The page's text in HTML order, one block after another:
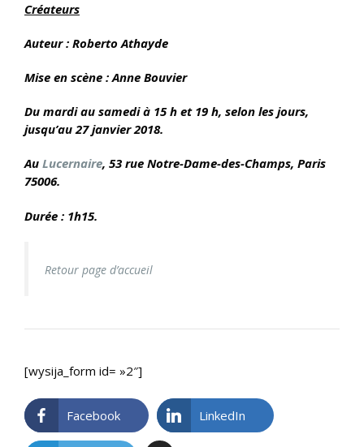
Créateurs
Auteur : Roberto Athayde
Mise en scène : Anne Bouvier
Du mardi au samedi à 15 h et 19 h, selon les jours,
jusqu’au 27 janvier 2018.
Au Lucernaire, 53 rue Notre-Dame-des-Champs, Paris
75006.
Durée : 1h15.
Retour page d’accueil
[wysija_form id= »2″]
Facebook LinkedIn